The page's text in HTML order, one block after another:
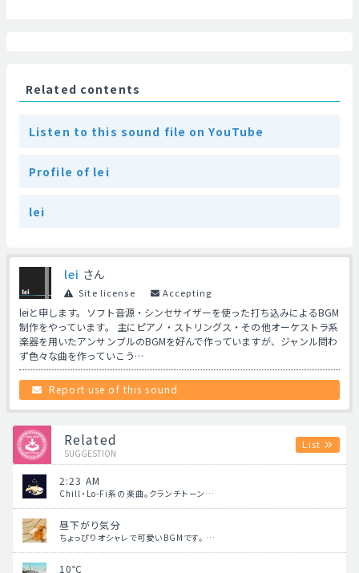
Related contents
Listen to this sound file on YouTube
Profile of lei
lei
lei さん
Site license Accepting
leiと申します。ソフト音源・シンセサイザーを使った打ち込みによるBGM
制作をやっています。 主にピアノ・ストリングス・その他オーケストラ系
楽器を用いたアンサンブルのBGMを好んで作っていますが、ジャンル問わ
ず色々な曲を作っていこう…
Report use of this sound
Related
SUGGESTION
List
2:23 AM
Chill・Lo-Fi系の楽曲。クランチトーン…
昼下がり気分
ちょっぴりオシャレで可愛いBGMです。 …
10℃